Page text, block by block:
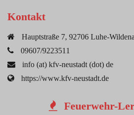
Kontakt
Hauptstraße 7, 92706 Luhe-
09607/9223511
info (at) kfv-neustadt (dot) de
https://www.kfv-neustadt.de
Feuerwehr-